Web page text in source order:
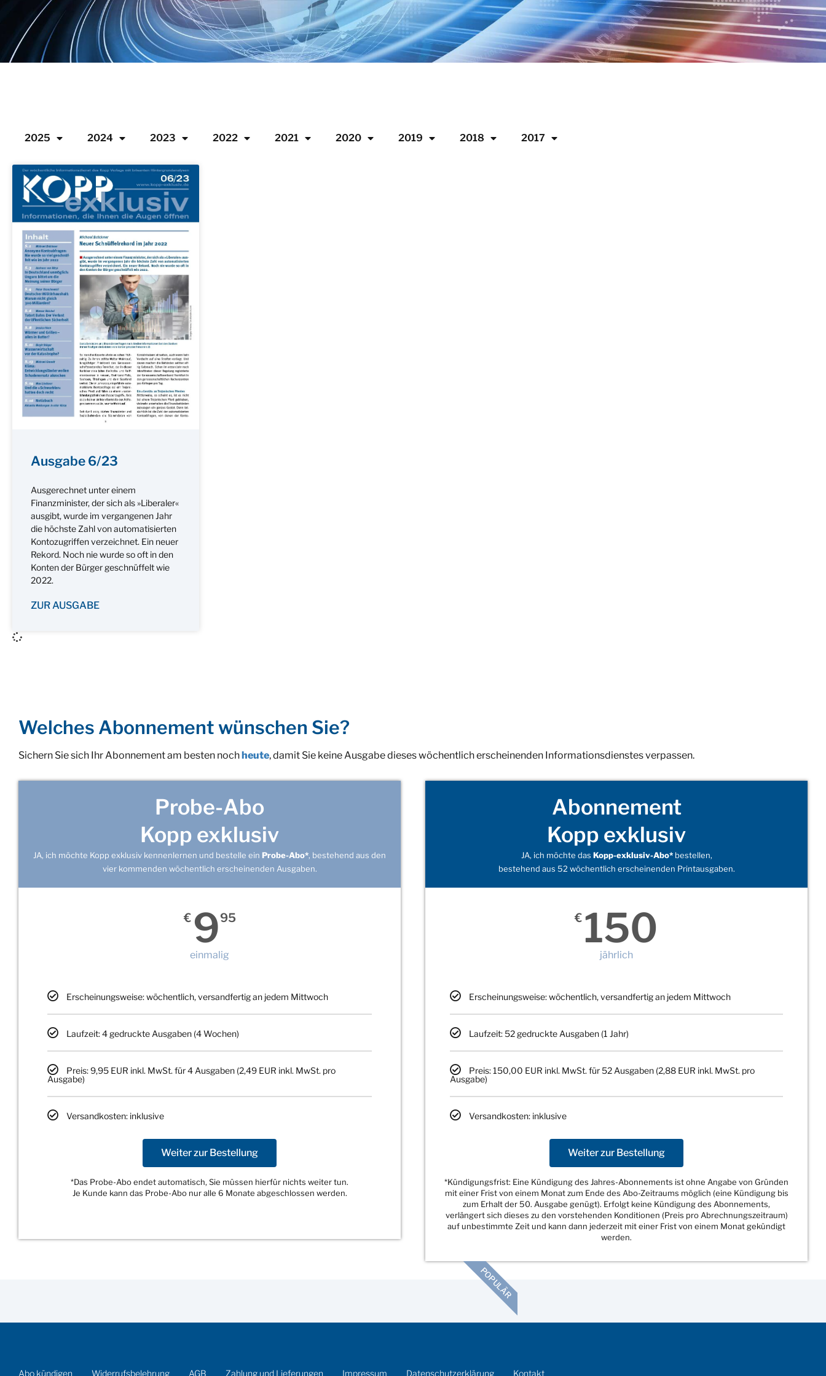
2025 2024 2023 2022 2021 2020 2019 2018 2017
Ausgabe 6/23
Ausgerechnet unter einem
Finanzminister, der sich als »Liberaler«
ausgibt, wurde im vergangenen Jahr
die höchste Zahl von automatisierten
Kontozugriffen verzeichnet. Ein neuer
Rekord. Noch nie wurde so oft in den
Konten der Bürger geschnüffelt wie
2022.
ZUR AUSGABE
Welches Abonnement wünschen Sie?
Sichern Sie sich Ihr Abonnement am besten nochheute, damit Sie keine Ausgabe dieses wöchentlich erscheinenden Informationsdienstes verpassen.
Probe-Abo
Kopp exklusiv
JA, ich möchte Kopp exklusiv kennenlernen und bestelle ein Probe-Abo*, bestehend aus den
vier kommenden wöchentlich erscheinenden Ausgaben.
€ 995
einmalig
Erscheinungsweise: wöchentlich, versandfertig an jedem Mittwoch
Laufzeit: 4 gedruckte Ausgaben (4 Wochen)
Preis: 9,95 EUR inkl. MwSt. für 4 Ausgaben (2,49 EUR inkl. MwSt. pro
Ausgabe)
Versandkosten: inklusive
Weiter zur Bestellung
*Das Probe-Abo endet automatisch, Sie müssen hierfür nichts weiter tun.
Je Kunde kann das Probe-Abo nur alle 6 Monate abgeschlossen werden.
Abonnement
Kopp exklusiv
JA, ich möchte das Kopp-exklusiv-Abo*bestellen,
bestehend aus 52 wöchentlich erscheinenden Printausgaben.
€ 150
jährlich
Erscheinungsweise: wöchentlich, versandfertig an jedem Mittwoch
Laufzeit: 52 gedruckte Ausgaben (1 Jahr)
Preis: 150,00 EUR inkl. MwSt. für 52 Ausgaben (2,88 EUR inkl. MwSt. pro
Ausgabe)
Versandkosten: inklusive
Weiter zur Bestellung
*Kündigungsfrist: Eine Kündigung des Jahres-Abonnements ist ohne Angabe von Gründen
mit einer Frist von einem Monat zum Ende des Abo-Zeitraums möglich (eine Kündigung bis
zum Erhalt der 50. Ausgabe genügt). Erfolgt keine Kündigung des Abonnements,
verlängert sich dieses zu den vorstehenden Konditionen (Preis pro Abrechnungszeitraum)
auf unbestimmte Zeit und kann dann jederzeit mit einer Frist von einem Monat gekündigt
werden.
POPULÄR
Abo kündigen Widerrufsbelehrung AGB Zahlung und Lieferungen Impressum Datenschutzerklärung Kontakt